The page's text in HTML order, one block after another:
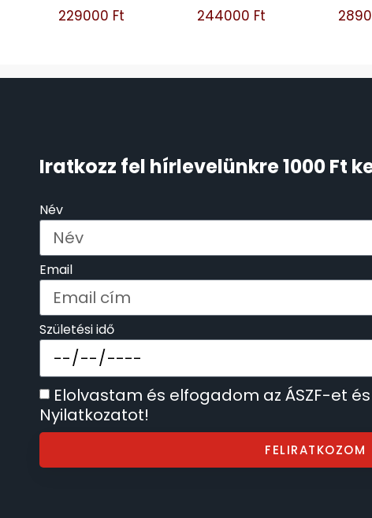
229000 Ft
244000 Ft
Iratkozz fel hírlevelünkre 1000 Ft
Név
Email
Születési idő
Elolvastam és elfogadom az ÁSZF-et
Nyilatkozatot!
FELIRATKOZOM
ÓRÁS GÉPEK
POLICE
PULSAR
SANTA BARBARA
SECTOR
SEIKO
SENCOR
SERGIO TACCHINI